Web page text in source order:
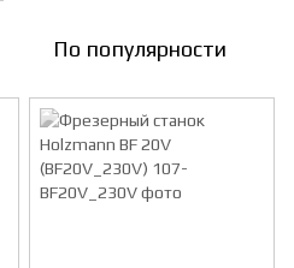
По популярности